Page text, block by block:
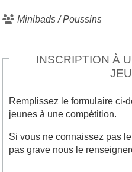
Minibads / Poussins
INSCRIPTION À
Remplissez le formulaire ci-
jeunes à une compétition.
Si vous ne connaissez pas
pas grave nous le